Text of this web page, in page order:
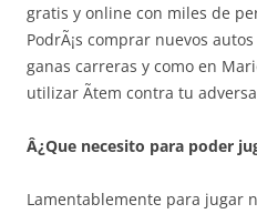
gratis y online con miles de
PodrÃ¡s comprar nuevos
ganas carreras y como en
utilizar Ã­tem contra tu
Â¿Que necesito para poder
Lamentablemente para jugar